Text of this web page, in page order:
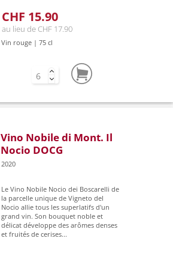
CHF 15.90
au lieu de CHF 17.90
Vin rouge | 75 cl
Vino Nobile di Mont. Il
Nocio DOCG
2020
Le Vino Nobile Nocio dei Boscarelli de
la parcelle unique de Vigneto del
Nocio allie tous les superlatifs d'un
grand vin. Son bouquet noble et
délicat développe des arômes denses
et fruités de cerises...